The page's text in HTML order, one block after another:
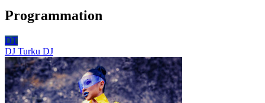
Programmation
DT
DJ Turku DJ